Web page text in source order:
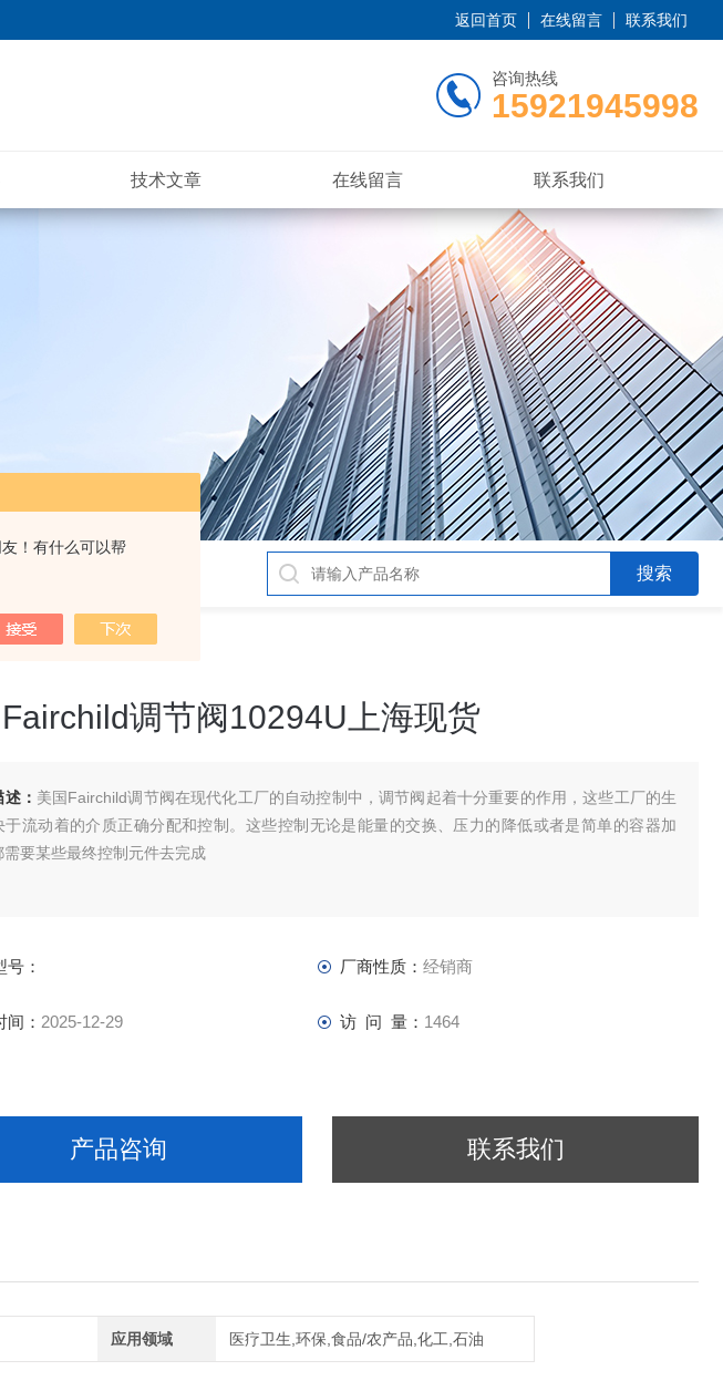
！有什么可以帮
返回首页 在线留言 联系我们
咨询热线
15921945998
技术文章 在线留言 联系我们
货
调节阀10294U上海现货
： 美国Fairchild调节阀在现代化工厂的自动控制中，调节阀起着十分重要的作用，这些工厂的生
于流动着的介质正确分配和控制。这些控制无论是能量的交换、压力的降低或者是简单的容器加
需要某些最终控制元件去完成
号： 厂商性质： 经销商
间： 2025-12-29 访 问 量： 1464
产品咨询 联系我们
应用领域 医疗卫生,环保,食品/农产品,化工,石油